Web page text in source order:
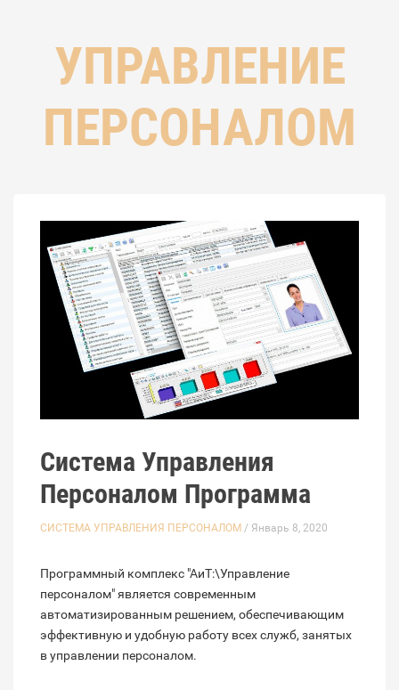
УПРАВЛЕНИЕ
ПЕРСОНАЛОМ
Система Управления
Персоналом Программа
СИСТЕМА УПРАВЛЕНИЯ ПЕРСОНАЛОМ / Январь 8, 2020
Программный комплекс "АиТ:\Управление
персоналом" является современным
автоматизированным решением, обеспечивающим
эффективную и удобную работу всех служб, занятых
в управлении персоналом.